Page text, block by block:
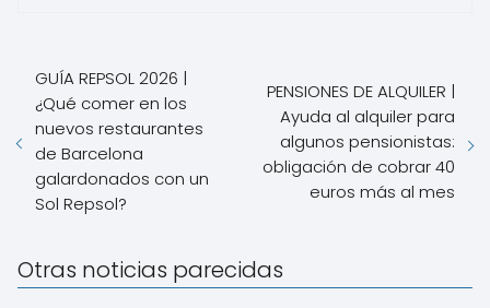
GUÍA REPSOL 2026 |
¿Qué comer en los
nuevos restaurantes
de Barcelona
galardonados con un
Sol Repsol?
PENSIONES DE ALQUILER |
Ayuda al alquiler para
algunos pensionistas:
obligación de cobrar 40
euros más al mes
Otras noticias parecidas